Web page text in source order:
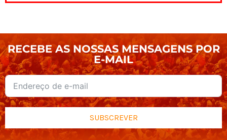
RECEBE AS NOSSAS MENSAGENS POR
E-MAIL
SUBSCREVER